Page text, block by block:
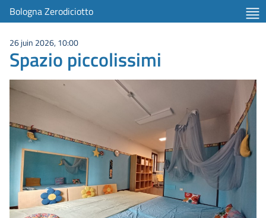
Bologna Zerodiciotto
26 juin 2026, 10:00
Spazio piccolissimi